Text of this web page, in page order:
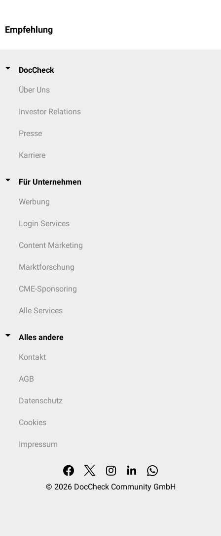
Empfehlung
DocCheck
Über Uns
Investor Relations
Presse
Karriere
Für Unternehmen
Werbung
Login Services
Content Marketing
Marktforschung
CME-Sponsoring
Alle Services
Alles andere
Kontakt
AGB
Datenschutz
Cookies
Impressum
© 2026 DocCheck Community GmbH